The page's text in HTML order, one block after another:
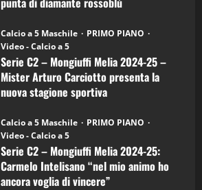
(Mongiuffi
Calcio a 5 Maschile
PRIMO PIANO
Video - Calcio a 5
Serie C2 – Mongiuffi Melia 2024-25 –
Mister Arturo Carciotto presenta la
nuova stagione sportiva
Calcio a 5 Maschile
PRIMO PIANO
Video - Calcio a 5
Serie C2 – Mongiuffi Melia 2024-25:
Carmelo Intelisano “nel mio animo ho
ancora voglia di vincere”
“SportEmpire” in Podcast: 26^ Puntata
(Martedi 07 Aprile 2026)
08/04/2026
“SportEmpire” in Podcast: 30^ Puntata
(Martedi 05 Maggio 2026)
08/05/2026